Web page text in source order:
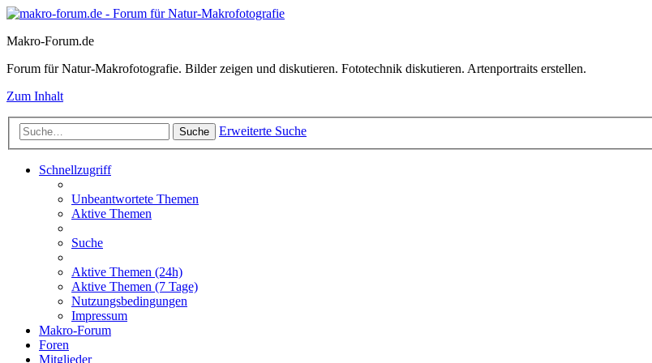
Makro-Forum.de
Forum für Natur-Makrofotografie. Bilder zeigen und diskutieren. Fototechnik diskutieren. Artenportraits erstellen.
Zum Inhalt
Suche Erweiterte Suche
Schnellzugriff
Unbeantwortete Themen
Aktive Themen
Suche
Aktive Themen (24h)
Aktive Themen (7 Tage)
Nutzungsbedingungen
Impressum
Makro-Forum
Foren
Mitglieder